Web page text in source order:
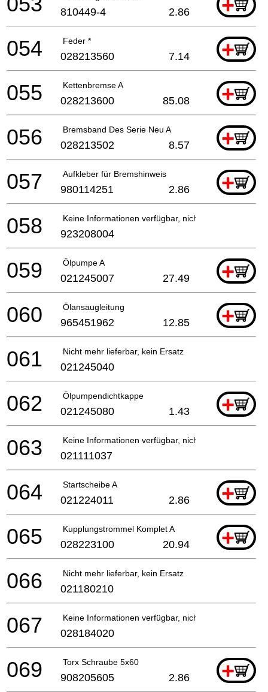
+
810449-4 2.86
Feder * +
054 028213560 7.14
Kettenbremse A +
055 028213600 85.08
Bremsband Des Serie Neu A +
056 028213502 8.57
Aufkleber für Bremshinweis +
057 980114251 2.86
Keine Informationen verfügbar, nicht bestellbar
058 923208004
Ölpumpe A +
059 021245007 27.49
Ölansaugleitung +
060 965451962 12.85
Nicht mehr lieferbar, kein Ersatz
061 021245040
Ölpumpendichtkappe +
062 021245080 1.43
Keine Informationen verfügbar, nicht bestellbar
063 021111037
Startscheibe A +
064 021224011 2.86
Kupplungstrommel Komplet A +
065 028223100 20.94
Nicht mehr lieferbar, kein Ersatz
066 021180210
Keine Informationen verfügbar, nicht bestellbar
067 028184020
Torx Schraube 5x60 +
069 908205605 2.86